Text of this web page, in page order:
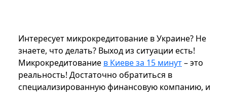
Интересует микрокредитование в Украине? Не
знаете, что делать? Выход из ситуации есть!
Микрокредитование в Киеве за 15 минут– это
реальность! Достаточно обратиться в
специализированную финансовую компанию, и